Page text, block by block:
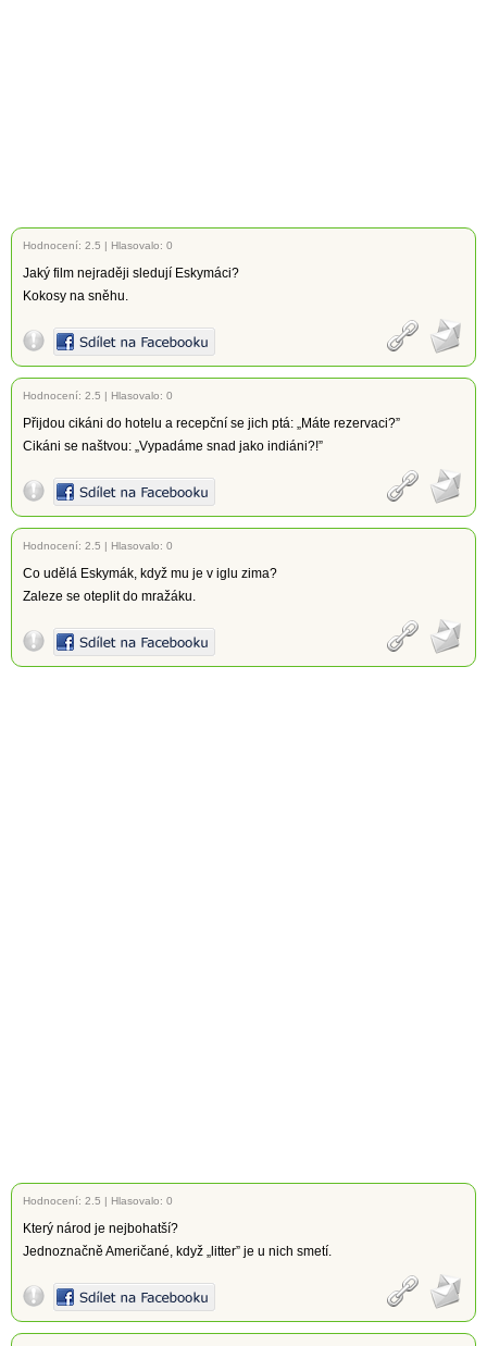
Hodnocení: 2.5 | Hlasovalo: 0
Jaký film nejraději sledují Eskymáci?
Kokosy na sněhu.
Hodnocení: 2.5 | Hlasovalo: 0
Přijdou cikáni do hotelu a recepční se jich ptá: „Máte rezervaci?”
Cikáni se naštvou: „Vypadáme snad jako indiáni?!”
Hodnocení: 2.5 | Hlasovalo: 0
Co udělá Eskymák, když mu je v iglu zima?
Zaleze se oteplit do mražáku.
Hodnocení: 2.5 | Hlasovalo: 0
Který národ je nejbohatší?
Jednoznačně Američané, když „litter” je u nich smetí.